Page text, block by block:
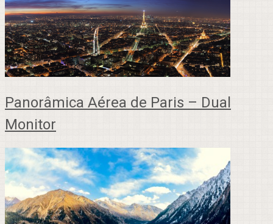
Panorâmica Aérea de Paris – Dual
Monitor